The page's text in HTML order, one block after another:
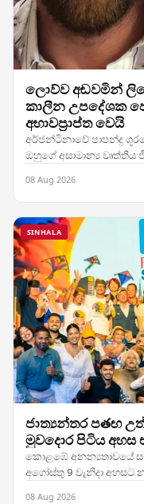
ලොව්ව අඬවමින්
කාලීන උපදේශක
අභාවප්‍රාප්ත වෙයි
අර්ජන්ටිනාවේ පාපන්දු
ඔහුගේ අසාමාන්‍ය
08 Aug 2026
SINHALA
ජාත්‍යන්තර පతඟ
මුවදොර පිටිය අහස
කොළඹේ අනන්‍යතාවයේ
අගෝස්තු 9 වැනිදා
ජාත්‍යන්තර පතඟ
08 Aug 2026